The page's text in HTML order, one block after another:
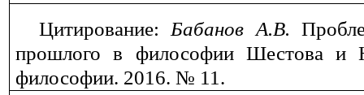
Цитирование:Бабанов А.В.
прошлого в философии Шестова и
философии. 2016. № 11.